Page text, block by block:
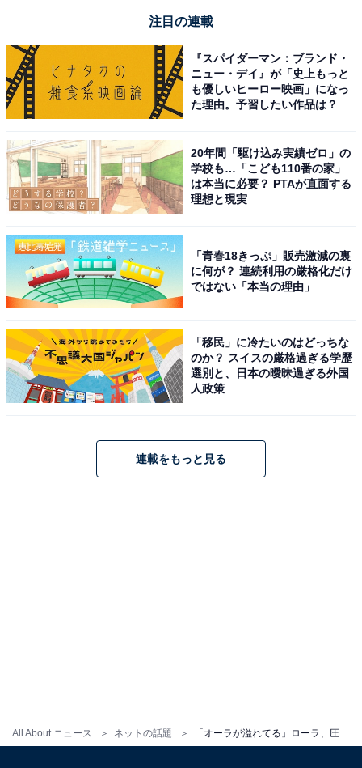
All About ニュース ネットの話題
注目の連載
『スパイダーマン：ブランド・
ニュー・デイ』が「史上もっと
も優しいヒーロー映画」になっ
た理由。予習したい作品は？
20年間「駆け込み実績ゼロ」の
学校も…「こども110番の家」
は本当に必要？ PTAが直面する
理想と現実
「青春18きっぷ」販売激減の裏
に何が？ 連続利用の厳格化だけ
ではない「本当の理由」
「移民」に冷たいのはどっちな
のか？ スイスの厳格過ぎる学歴
選別と、日本の曖昧過ぎる外国
人政策
連載をもっと見る